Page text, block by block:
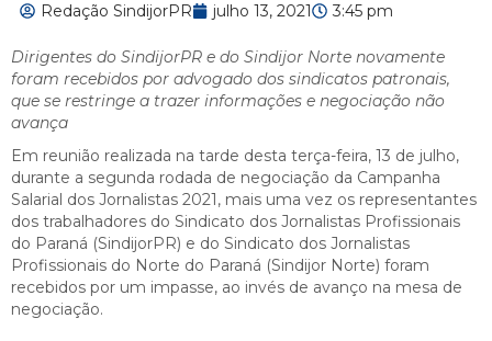
Redação SindijorPR julho 13, 2021 3:45 pm
Dirigentes do SindijorPR e do Sindijor Norte novamente
foram recebidos por advogado dos sindicatos patronais,
que se restringe a trazer informações e negociação não
avança
Em reunião realizada na tarde desta terça-feira, 13 de julho,
durante a segunda rodada de negociação da Campanha
Salarial dos Jornalistas 2021, mais uma vez os representantes
dos trabalhadores do Sindicato dos Jornalistas Profissionais
do Paraná (SindijorPR) e do Sindicato dos Jornalistas
Profissionais do Norte do Paraná (Sindijor Norte) foram
recebidos por um impasse, ao invés de avanço na mesa de
negociação.